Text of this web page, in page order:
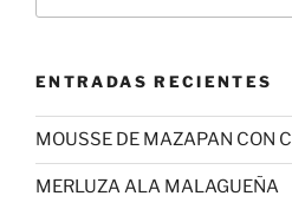
ENTRADAS RECIENTES
MOUSSE DE MAZAPAN CON
MERLUZA ALA MALAGUEÑA